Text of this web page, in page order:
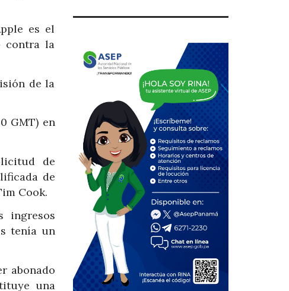
es el
contra la
de la
GMT) en
de
de
Cook.
ingresos
tenía un
abonado
una